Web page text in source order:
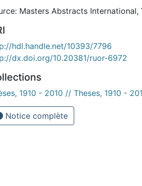
Masters Abstracts International,
hdl.handle.net/10393/7796
dx.doi.org/10.20381/ruor-6972
1910 - 2010 // Theses, 1910 -
Notice complète